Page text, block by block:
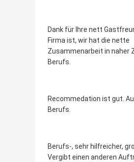
Dank für Ihre nett
Firma ist, wir hat die nette
Zusammenarbeit in naher
Berufs.
Recommedation ist gut.
Berufs.
Berufs-, sehr hilfreicher,
Vergibt einen anderen